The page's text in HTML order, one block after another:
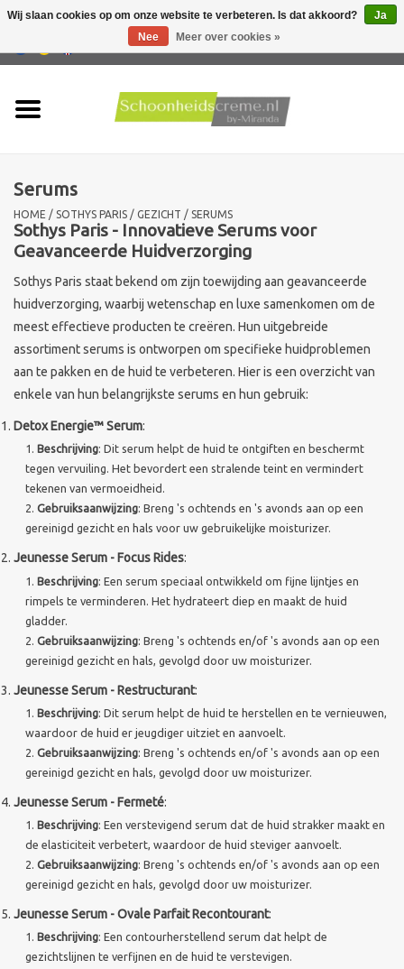
Producten
Huidproblemen
Mannen verzorging
Nieuw !!
Sothys Paris
Mila d'Opiz
Pascaud
Fusion Meso
PCA SKINCARE
Ekseption Skincare
Blog
Merken
Serums
HOME / SOTHYS PARIS / GEZICHT / SERUMS
Sothys Paris - Innovatieve Serums voor
Geavanceerde Huidverzorging
Sothys Paris staat bekend om zijn toewijding aan geavanceerde
huidverzorging, waarbij wetenschap en luxe samenkomen om de
meest effectieve producten te creëren. Hun uitgebreide
assortiment serums is ontworpen om specifieke huidproblemen
aan te pakken en de huid te verbeteren. Hier is een overzicht van
enkele van hun belangrijkste serums en hun gebruik:
Detox Energie™ Serum:
Beschrijving: Dit serum helpt de huid te ontgiften en beschermt
tegen vervuiling. Het bevordert een stralende teint en vermindert
tekenen van vermoeidheid.
Gebruiksaanwijzing: Breng 's ochtends en 's avonds aan op een
gereinigd gezicht en hals voor uw gebruikelijke moisturizer.
Jeunesse Serum - Focus Rides:
Beschrijving: Een serum speciaal ontwikkeld om fijne lijntjes en
rimpels te verminderen. Het hydrateert diep en maakt de huid
gladder.
Gebruiksaanwijzing: Breng 's ochtends en/of 's avonds aan op een
gereinigd gezicht en hals, gevolgd door uw moisturizer.
Jeunesse Serum - Restructurant:
Beschrijving: Dit serum helpt de huid te herstellen en te vernieuwen,
waardoor de huid er jeugdiger uitziet en aanvoelt.
Gebruiksaanwijzing: Breng 's ochtends en/of 's avonds aan op een
gereinigd gezicht en hals, gevolgd door uw moisturizer.
Jeunesse Serum - Fermeté:
Beschrijving: Een verstevigend serum dat de huid strakker maakt en
de elasticiteit verbetert, waardoor de huid steviger aanvoelt.
Gebruiksaanwijzing: Breng 's ochtends en/of 's avonds aan op een
gereinigd gezicht en hals, gevolgd door uw moisturizer.
Jeunesse Serum - Ovale Parfait Recontourant:
Beschrijving: Een contourherstellend serum dat helpt de
gezichtslijnen te verfijnen en de huid te verstevigen.
Wij slaan cookies op om onze website te verbeteren. Is dat akkoord?
Ja
Nee
Meer over cookies »